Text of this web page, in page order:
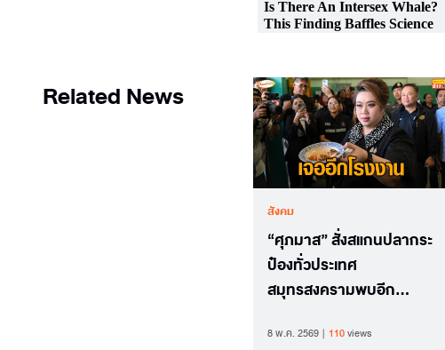
Related News
สังคม
“ศุภมาส” สั่งสแกนปลากระ
ป๋องทั่วประเทศ
สมุทรสงครามพบอีก
8 พ.ค. 2569 110views